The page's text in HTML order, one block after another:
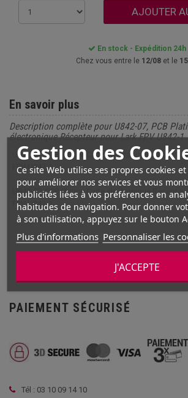
Gestion des
Ce site Web utilise ses propres cookies
pour améliorer nos services et vous
publicités liées à vos préférences en
habitudes de navigation. Pour donner
à son utilisation, appuyez sur le bouton
Plus d'informations Personnaliser les
J'ACCEPTE
AJOUTER
En stock - Expédition 24h
Chez vous entre le 12/08et le
En savoir plus
Description complète pour U842-07, PCB
électronique Récepteur pour Lark FPV U842-1
U842-07, PCB Platine Carte électronique
FPV U842-1
U842-07, PCB Platine Carte électronique
FPV U842-1
PAIEMENT SÉCURISÉ
Tél : 03 10 09 14 10